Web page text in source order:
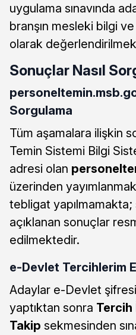
uygulama sınavında
branşın mesleki bilgi
olarak
Sonuçlar Nasıl
Sorgulama
Tüm aşamalara ilişkin
Temin Sistemi Bilgi
adresi olan
üzerinden
tebligat
açıklanan sonuçlar
edilmektedir.
e-Devlet Tercihlerim
Adaylar e-Devlet
yaptıktan sonra Tercih
Takip sekmesinden